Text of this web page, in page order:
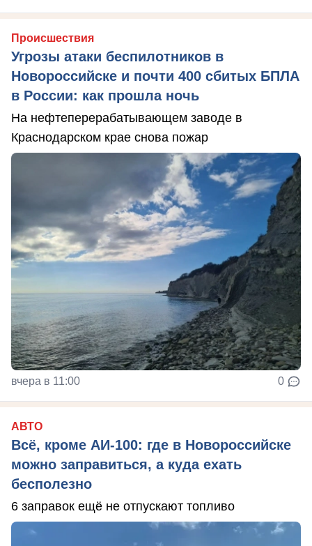
Происшествия
Угрозы атаки беспилотников в
Новороссийске и почти 400 сбитых БПЛА
в России: как прошла ночь
На нефтеперерабатывающем заводе в
Краснодарском крае снова пожар
вчера в 11:00 0
АВТО
Всё, кроме АИ-100: где в Новороссийске
можно заправиться, а куда ехать
бесполезно
6 заправок ещё не отпускают топливо